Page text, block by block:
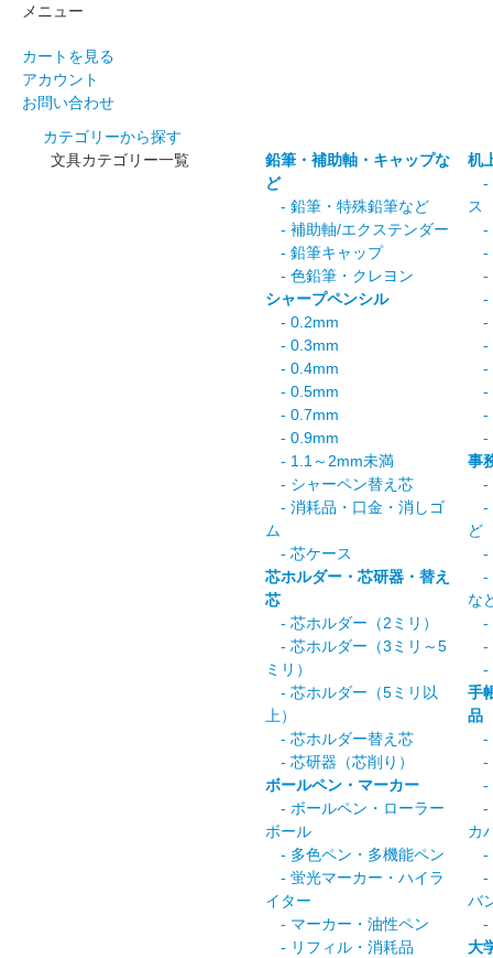
メニュー
カートを見る
アカウント
お問い合わせ
カテゴリーから探す
文具カテゴリー一覧
鉛筆・補助軸・キャップな
ど
- 鉛筆・特殊鉛筆など
- 補助軸/エクステンダー
- 鉛筆キャップ
- 色鉛筆・クレヨン
シャープペンシル
- 0.2mm
- 0.3mm
- 0.4mm
- 0.5mm
- 0.7mm
- 0.9mm
- 1.1～2mm未満
- シャーペン替え芯
- 消耗品・口金・消しゴ
ム
- 芯ケース
芯ホルダー・芯研器・替え
芯
- 芯ホルダー（2ミリ）
- 芯ホルダー（3ミリ～5
ミリ）
- 芯ホルダー（5ミリ以
上）
- 芯ホルダー替え芯
- 芯研器（芯削り）
ボールペン・マーカー
- ボールペン・ローラー
ボール
- 多色ペン・多機能ペン
- 蛍光マーカー・ハイラ
イター
- マーカー・油性ペン
- リフィル・消耗品
机
-
ス
-
-
-
-
-
-
-
-
-
-
事
-
-
ど
-
-
な
-
-
-
手
品
-
-
-
-
カ
-
-
バ
-
大